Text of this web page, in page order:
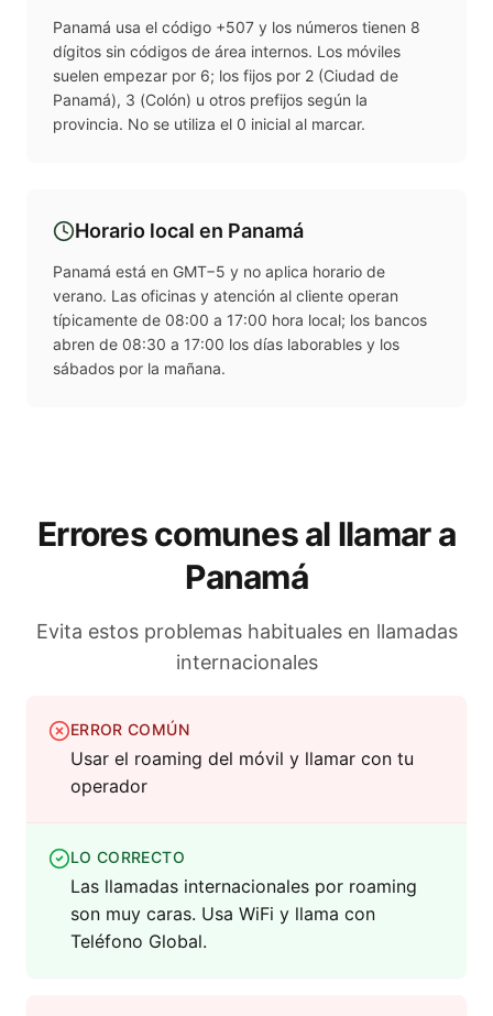
Panamá usa el código +507 y los números tienen 8
dígitos sin códigos de área internos. Los móviles
suelen empezar por 6; los fijos por 2 (Ciudad de
Panamá), 3 (Colón) u otros prefijos según la
provincia. No se utiliza el 0 inicial al marcar.
Horario local en Panamá
Panamá está en GMT−5 y no aplica horario de
verano. Las oficinas y atención al cliente operan
típicamente de 08:00 a 17:00 hora local; los bancos
abren de 08:30 a 17:00 los días laborables y los
sábados por la mañana.
Errores comunes al llamar a
Panamá
Evita estos problemas habituales en llamadas
internacionales
ERROR COMÚN
Usar el roaming del móvil y llamar con tu
operador
LO CORRECTO
Las llamadas internacionales por roaming
son muy caras. Usa WiFi y llama con
Teléfono Global.